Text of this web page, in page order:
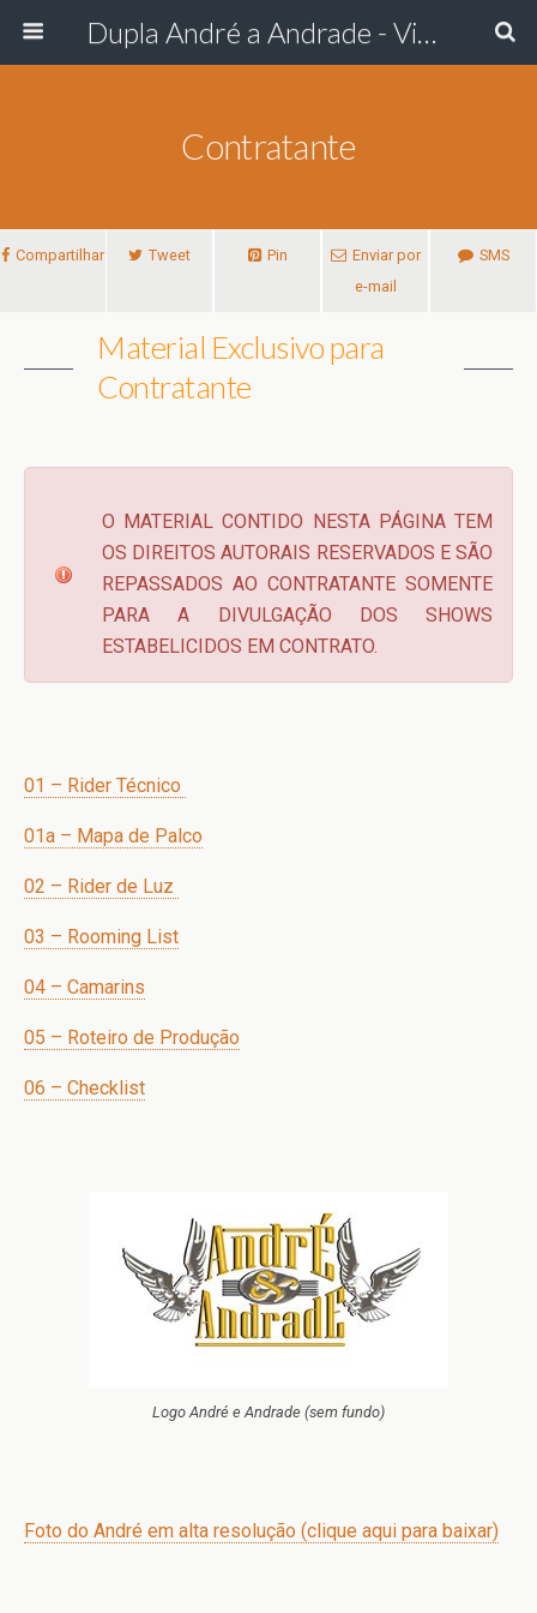
Dupla André a Andrade - Viola Romântica
Contratante
Compartilhar Tweet Pin
Enviar por
e-mail
SMS
Material Exclusivo para
Contratante
O MATERIAL CONTIDO NESTA PÁGINA TEM
OS DIREITOS AUTORAIS RESERVADOS E SÃO
REPASSADOS AO CONTRATANTE SOMENTE
PARA A DIVULGAÇÃO DOS SHOWS
ESTABELICIDOS EM CONTRATO.
01 – Rider Técnico
01a – Mapa de Palco
02 – Rider de Luz
03 – Rooming List
04 – Camarins
05 – Roteiro de Produção
06 – Checklist
Logo André e Andrade (sem fundo)
Foto do André em alta resolução (clique aqui para baixar)